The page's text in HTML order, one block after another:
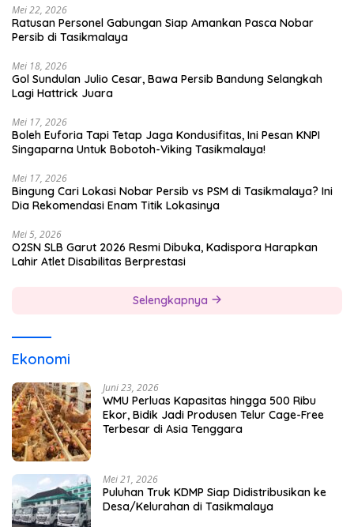
Mei 22, 2026
Ratusan Personel Gabungan Siap Amankan Pasca Nobar
Persib di Tasikmalaya
Mei 18, 2026
Gol Sundulan Julio Cesar, Bawa Persib Bandung Selangkah
Lagi Hattrick Juara
Mei 17, 2026
Boleh Euforia Tapi Tetap Jaga Kondusifitas, Ini Pesan KNPI
Singaparna Untuk Bobotoh-Viking Tasikmalaya!
Mei 17, 2026
Bingung Cari Lokasi Nobar Persib vs PSM di Tasikmalaya? Ini
Dia Rekomendasi Enam Titik Lokasinya
Mei 5, 2026
O2SN SLB Garut 2026 Resmi Dibuka, Kadispora Harapkan
Lahir Atlet Disabilitas Berprestasi
Selengkapnya
Ekonomi
Juni 23, 2026
WMU Perluas Kapasitas hingga 500 Ribu
Ekor, Bidik Jadi Produsen Telur Cage-Free
Terbesar di Asia Tenggara
Mei 21, 2026
Puluhan Truk KDMP Siap Didistribusikan ke
Desa/Kelurahan di Tasikmalaya